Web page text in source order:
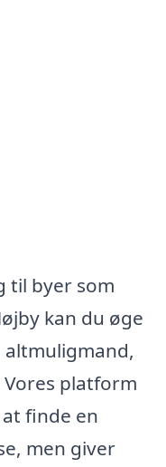
til byer som
kan du øge
platform
finde en
men giver